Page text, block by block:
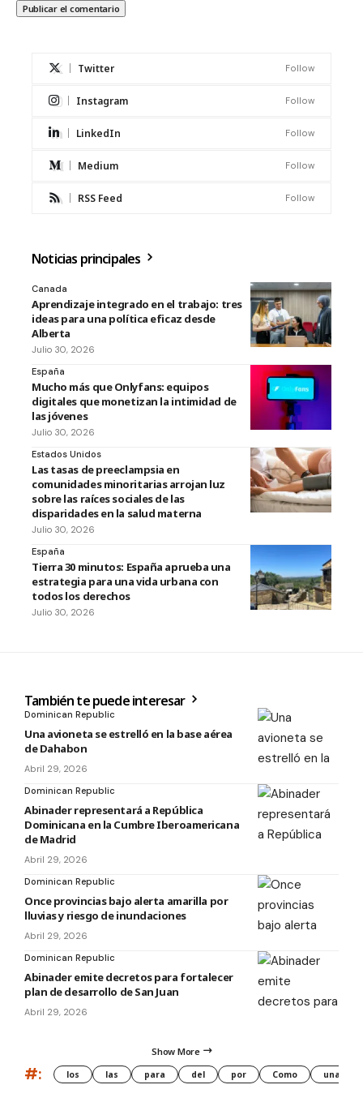
Twitter Follow
Instagram Follow
LinkedIn Follow
Medium Follow
RSS Feed Follow
Noticias principales
Canada
Aprendizaje integrado en el trabajo: tres
ideas para una política eficaz desde
Alberta
Julio 30, 2026
España
Mucho más que Onlyfans: equipos
digitales que monetizan la intimidad de
las jóvenes
Julio 30, 2026
Estados Unidos
Las tasas de preeclampsia en
comunidades minoritarias arrojan luz
sobre las raíces sociales de las
disparidades en la salud materna
Julio 30, 2026
España
Tierra 30 minutos: España aprueba una
estrategia para una vida urbana con
todos los derechos
Julio 30, 2026
También te puede interesar
Dominican Republic
Una avioneta se estrelló en la base aérea
de Dahabon
Abril 29, 2026
Dominican Republic
Abinader representará a República
Dominicana en la Cumbre Iberoamericana
de Madrid
Abril 29, 2026
Dominican Republic
Once provincias bajo alerta amarilla por
lluvias y riesgo de inundaciones
Abril 29, 2026
Dominican Republic
Abinader emite decretos para fortalecer
plan de desarrollo de San Juan
Abril 29, 2026
Show More
#: los las para del por Como una